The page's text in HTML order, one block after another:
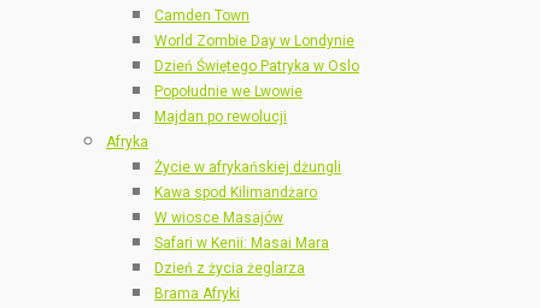
Camden Town
World Zombie Day w Londynie
Dzień Świętego Patryka w Oslo
Popołudnie we Lwowie
Majdan po rewolucji
Afryka
Życie w afrykańskiej dżungli
Kawa spod Kilimandżaro
W wiosce Masajów
Safari w Kenii: Masai Mara
Dzień z życia żeglarza
Brama Afryki